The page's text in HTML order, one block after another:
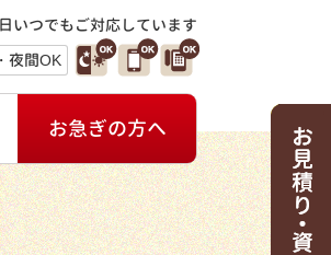
日いつでもご対応しています
夜間OK
お急ぎの方へ